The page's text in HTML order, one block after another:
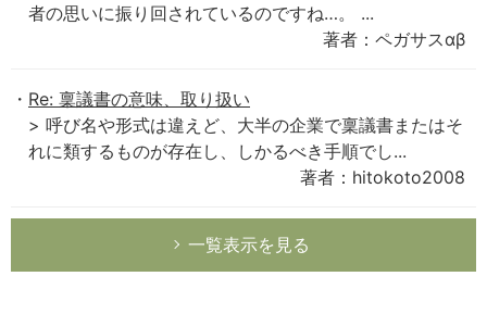
者の思いに振り回されているのですね…。 ...
著者：ペガサスαβ
Re: 稟議書の意味、取り扱い
> 呼び名や形式は違えど、大半の企業で稟議書またはそ
れに類するものが存在し、しかるべき手順でし...
著者：hitokoto2008
一覧表示を見る